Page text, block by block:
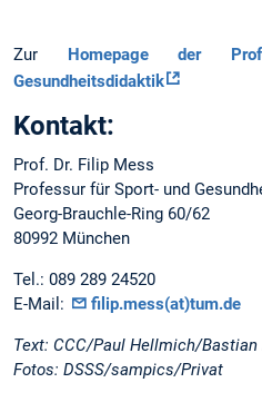
Zur Homepage der
Gesundheitsdidaktik
Kontakt:
Prof. Dr. Filip Mess
Professur für Sport- und
Georg-Brauchle-Ring 60/62
80992 München
Tel.: 089 289 24520
E-Mail:
filip.mess(at)tum.de
Text: CCC/Paul Hellmich/Bastian
Fotos: DSSS/sampics/Privat